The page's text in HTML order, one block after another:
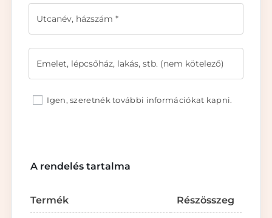
Igen, szeretnék további információkat kapni.
A rendelés tartalma
Termék Részösszeg